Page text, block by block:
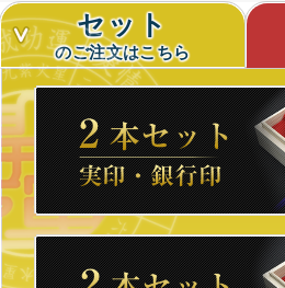
セット
のご注文はこちら